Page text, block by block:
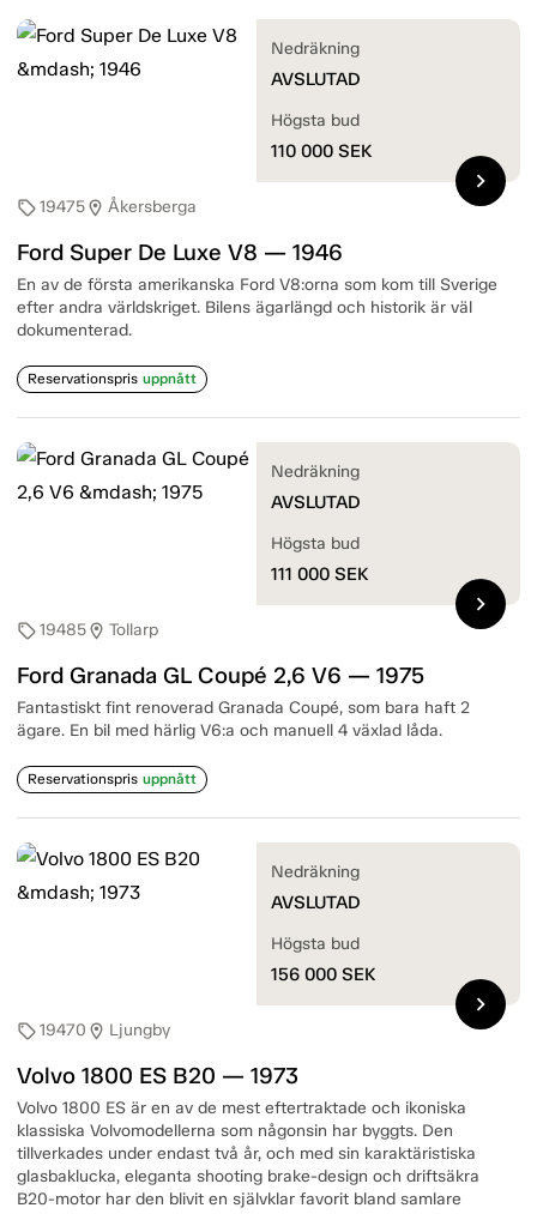
sell19475location_on Åkersberga
Ford Super De Luxe V8 — 1946
En av de första amerikanska Ford V8:orna som kom till Sverige
efter andra världskriget. Bilens ägarlängd och historik är väl
dokumenterad.
Reservationspris uppnått
Nedräkning
AVSLUTAD
Högsta bud
110 000 SEK
chevron_right
sell19485location_on Tollarp
Ford Granada GL Coupé 2,6 V6 — 1975
Fantastiskt fint renoverad Granada Coupé, som bara haft 2
ägare. En bil med härlig V6:a och manuell 4 växlad låda.
Reservationspris uppnått
Nedräkning
AVSLUTAD
Högsta bud
111 000 SEK
chevron_right
sell19470 location_on Ljungby
Volvo 1800 ES B20 — 1973
Volvo 1800 ES är en av de mest eftertraktade och ikoniska
klassiska Volvomodellerna som någonsin har byggts. Den
tillverkades under endast två år, och med sin karaktäristiska
glasbaklucka, eleganta shooting brake-design och driftsäkra
B20-motor har den blivit en självklar favorit bland samlare
Nedräkning
AVSLUTAD
Högsta bud
156 000 SEK
chevron_right